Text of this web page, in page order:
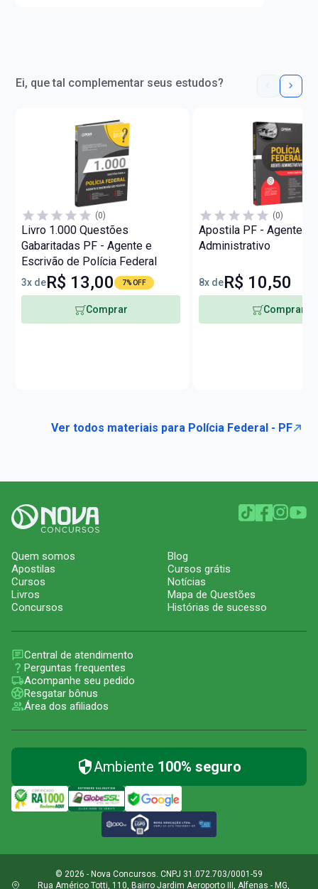
Ei, que tal complementar seus estudos?
(0)
Livro 1.000 Questões
Gabaritadas PF - Agente e
Escrivão de Polícia Federal
3x deR$ 13,00 7% OFF
Comprar
(0)
Apostila PF - Agente
Administrativo
8x deR$ 10,50
Comprar
Ver todos materiais para Polícia Federal - PF
Quem somos
Apostilas
Cursos
Livros
Concursos
Blog
Cursos grátis
Notícias
Mapa de Questões
Histórias de sucesso
Central de atendimento
Perguntas frequentes
Acompanhe seu pedido
Resgatar bônus
Área dos afiliados
Ambiente 100% seguro
© 2026 - Nova Concursos. CNPJ 31.072.703/0001-59
Rua Américo Totti, 110, Bairro Jardim Aeroporto III, Alfenas - MG,